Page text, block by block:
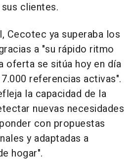
clientes.
Cecotec ya superaba los
a "su rápido ritmo
oferta se sitúa hoy en día
referencias activas".
la capacidad de la
nuevas necesidades
con propuestas
y adaptadas a
hogar".